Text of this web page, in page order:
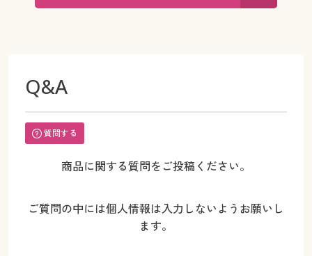
Q&A
質問する
商品に関する質問をご投稿ください。
ご質問の中には個人情報は入力しないようお願いし
ます。